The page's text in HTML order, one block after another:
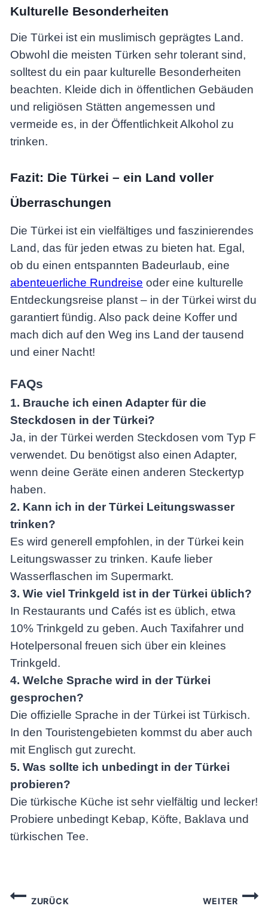
Kulturelle Besonderheiten
Die Türkei ist ein muslimisch geprägtes Land.
Obwohl die meisten Türken sehr tolerant sind,
solltest du ein paar kulturelle Besonderheiten
beachten. Kleide dich in öffentlichen Gebäuden
und religiösen Stätten angemessen und
vermeide es, in der Öffentlichkeit Alkohol zu
trinken.
Fazit: Die Türkei – ein Land voller
Überraschungen
Die Türkei ist ein vielfältiges und faszinierendes
Land, das für jeden etwas zu bieten hat. Egal,
ob du einen entspannten Badeurlaub, eine
abenteuerliche Rundreise oder eine kulturelle
Entdeckungsreise planst – in der Türkei wirst du
garantiert fündig. Also pack deine Koffer und
mach dich auf den Weg ins Land der tausend
und einer Nacht!
FAQs
1. Brauche ich einen Adapter für die
Steckdosen in der Türkei?
Ja, in der Türkei werden Steckdosen vom Typ F
verwendet. Du benötigst also einen Adapter,
wenn deine Geräte einen anderen Steckertyp
haben.
2. Kann ich in der Türkei Leitungswasser
trinken?
Es wird generell empfohlen, in der Türkei kein
Leitungswasser zu trinken. Kaufe lieber
Wasserflaschen im Supermarkt.
3. Wie viel Trinkgeld ist in der Türkei üblich?
In Restaurants und Cafés ist es üblich, etwa
10% Trinkgeld zu geben. Auch Taxifahrer und
Hotelpersonal freuen sich über ein kleines
Trinkgeld.
4. Welche Sprache wird in der Türkei
gesprochen?
Die offizielle Sprache in der Türkei ist Türkisch.
In den Touristengebieten kommst du aber auch
mit Englisch gut zurecht.
5. Was sollte ich unbedingt in der Türkei
probieren?
Die türkische Küche ist sehr vielfältig und lecker!
Probiere unbedingt Kebap, Köfte, Baklava und
türkischen Tee.
Beitragsnavigation
ZURÜCK WEITER